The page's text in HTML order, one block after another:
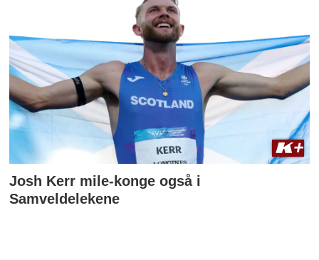
Josh Kerr mile-konge også i
Samveldelekene